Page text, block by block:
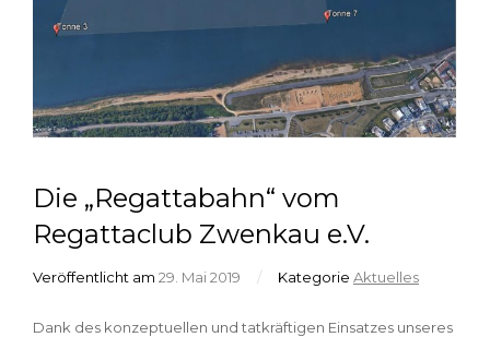
Die „Regattabahn“ vom
Regattaclub Zwenkau e.V.
Veröffentlicht am 29. Mai 2019 / Kategorie Aktuelles
Dank des konzeptuellen und tatkräftigen Einsatzes unseres